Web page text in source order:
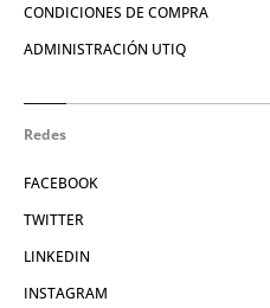
CONDICIONES DE COMPRA
ADMINISTRACIÓN UTIQ
Redes
FACEBOOK
TWITTER
LINKEDIN
INSTAGRAM